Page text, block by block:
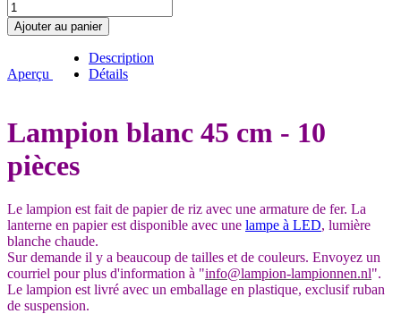
Ajouter au panier
Aperçu
Description
Détails
Lampion blanc 45 cm - 10
pièces
Le lampion est fait de papier de riz avec une armature de fer. La
lanterne en papier est disponible avec une lampe à LED, lumière
blanche chaude.
Sur demande il y a beaucoup de tailles et de couleurs. Envoyez un
courriel pour plus d'information à "info@lampion-lampionnen.nl".
Le lampion est livré avec un emballage en plastique, exclusif ruban
de suspension.